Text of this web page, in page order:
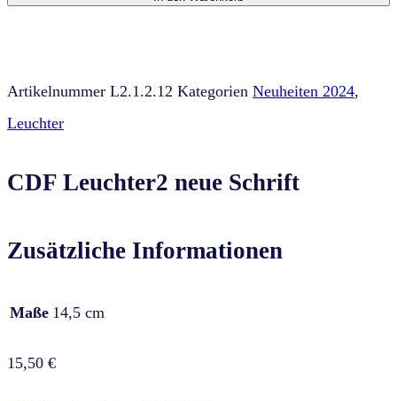
Artikelnummer L2.1.2.12 Kategorien Neuheiten 2024,
Leuchter
CDF Leuchter2 neue Schrift
Zusätzliche Informationen
Maße 14,5 cm
15,50 €